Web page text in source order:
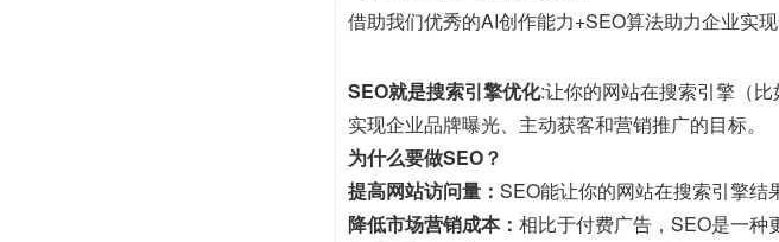
借助我们优秀的AI创作能力+SEO算法助力企业实
SEO就是搜索引擎优化:让你的网站在搜索引擎（
实现企业品牌曝光、主动获客和营销推广的目标。
为什么要做SEO？
提高网站访问量： SEO能让你的网站在搜索引擎结
降低市场营销成本： 相比于付费广告，SEO是一种